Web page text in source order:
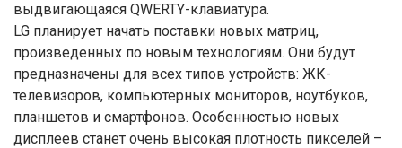
выдвигающаяся QWERTY-клавиатура.
LG планирует начать поставки новых матриц,
произведенных по новым технологиям. Они будут
предназначены для всех типов устройств: ЖК-
телевизоров, компьютерных мониторов, ноутбуков,
планшетов и смартфонов. Особенностью новых
дисплеев станет очень высокая плотность пикселей –